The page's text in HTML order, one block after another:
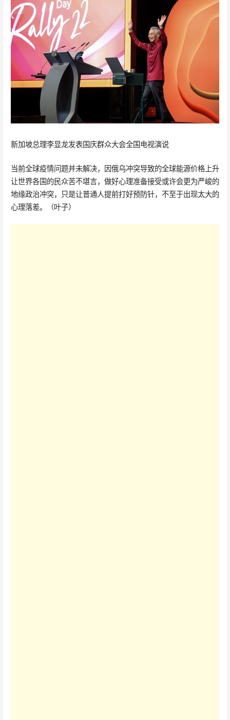
新加坡总理李显龙发表国庆群众大会全国电视演说
当前全球疫情问题并未解决，因俄乌冲突导致的全球能源价格上升
让世界各国的民众苦不堪言，做好心理准备接受或许会更为严峻的
地缘政治冲突，只是让普通人提前打好预防针，不至于出现太大的
心理落差。（叶子）